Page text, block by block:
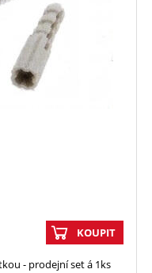
KOUPIT
- prodejní set á 1ks